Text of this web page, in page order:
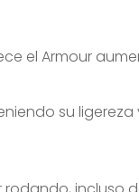
el Armour
su